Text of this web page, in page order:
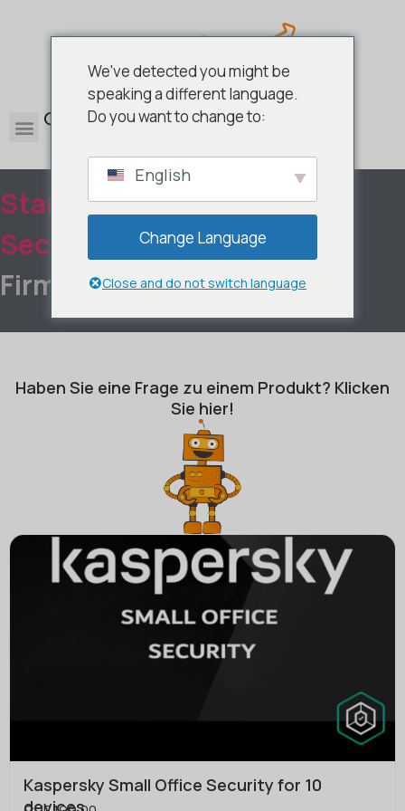
0
Startseite/Antivirus &
Security
/ Sicherheit für
Firmen
Haben Sie eine Frage zu einem Produkt? Klicken
Sie hier!
Kaspersky Small Office Security for 10
devices
We've detected you might be
speaking a different language.
Do you want to change to:
English
Change Language
Close and do not switch language